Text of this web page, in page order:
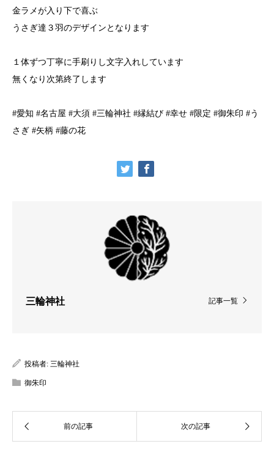
金ラメが入り下で喜ぶ
うさぎ達３羽のデザインとなります
１体ずつ丁寧に手刷りし文字入れしています
無くなり次第終了します
#愛知 #名古屋 #大須 #三輪神社 #縁結び #幸せ #限定 #御朱印 #う
さぎ #矢柄 #藤の花
記事一覧
三輪神社
投稿者: 三輪神社
御朱印